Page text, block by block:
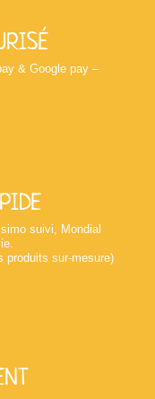
& Google pay –
suivi, Mondial
produits sur-mesure)